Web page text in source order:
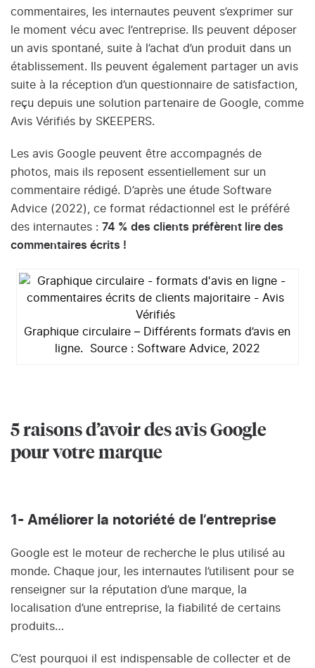
commentaires, les internautes peuvent s’exprimer sur
le moment vécu avec l’entreprise. Ils peuvent déposer
un avis spontané, suite à l’achat d’un produit dans un
établissement. Ils peuvent également partager un avis
suite à la réception d’un questionnaire de satisfaction,
reçu depuis une solution partenaire de Google, comme
Avis Vérifiés by SKEEPERS.
Les avis Google peuvent être accompagnés de
photos, mais ils reposent essentiellement sur un
commentaire rédigé. D’après une étude Software
Advice (2022), ce format rédactionnel est le préféré
des internautes : 74 % des clients préfèrent lire des
commentaires écrits !
Graphique circulaire – Différents formats d’avis en
ligne. Source : Software Advice, 2022
5 raisons d’avoir des avis Google
pour votre marque
1- Améliorer la notoriété de l’entreprise
Google est le moteur de recherche le plus utilisé au
monde. Chaque jour, les internautes l’utilisent pour se
renseigner sur la réputation d’une marque, la
localisation d’une entreprise, la fiabilité de certains
produits…
C’est pourquoi il est indispensable de collecter et de